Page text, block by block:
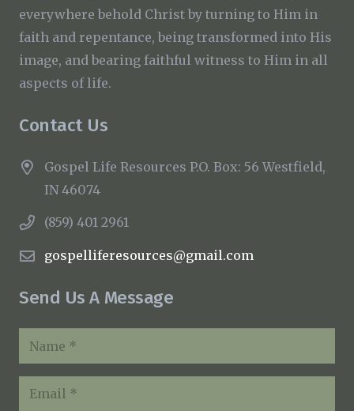
everywhere behold Christ by turning to Him in
faith and repentance, being transformed into His
image, and bearing faithful witness to Him in all
aspects of life.
Contact Us
Gospel Life Resources P.O. Box: 56 Westfield,
IN 46074
(859) 401 2961
gospelliferesources@gmail.com
Send Us A Message